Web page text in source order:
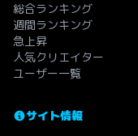
総合ランキング
週間ランキング
急上昇
人気クリエイター
ユーザー一覧
サイト情報